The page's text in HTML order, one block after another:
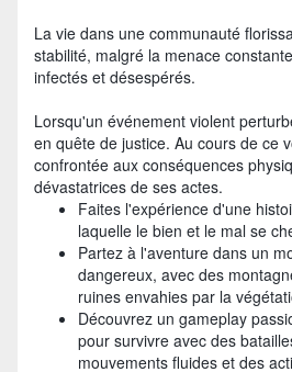
La vie dans une communauté
stabilité, malgré la menace
infectés et désespérés.
Lorsqu'un événement violent
en quête de justice. Au cours de ce
confrontée aux conséquences
dévastatrices de ses actes.
Faites l'expérience d'une
laquelle le bien et le mal se
Partez à l'aventure dans un
dangereux, avec des
ruines envahies par la
Découvrez un gameplay
pour survivre avec des
mouvements fluides et des